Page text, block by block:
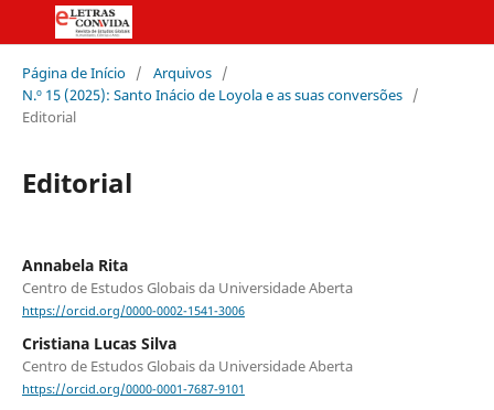
Página de Início / Arquivos /
N.º 15 (2025): Santo Inácio de Loyola e as suas conversões /
Editorial
Editorial
Annabela Rita
Centro de Estudos Globais da Universidade Aberta
https://orcid.org/0000-0002-1541-3006
Cristiana Lucas Silva
Centro de Estudos Globais da Universidade Aberta
https://orcid.org/0000-0001-7687-9101